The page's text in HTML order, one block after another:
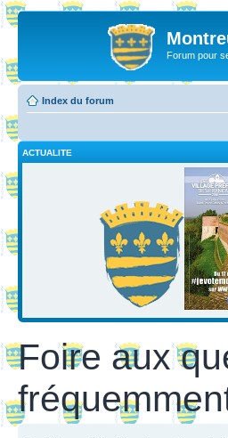
Forum pour
Index du forum
ACTUALITE
Foire aux